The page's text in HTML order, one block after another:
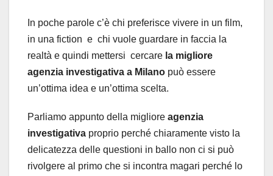
In poche parole c’è chi preferisce vivere in un film,
in una fiction e chi vuole guardare in faccia la
realtà e quindi mettersi cercare la migliore
agenzia investigativa a Milano può essere
un’ottima idea e un’ottima scelta.
Parliamo appunto della migliore agenzia
investigativa proprio perché chiaramente visto la
delicatezza delle questioni in ballo non ci si può
rivolgere al primo che si incontra magari perché lo